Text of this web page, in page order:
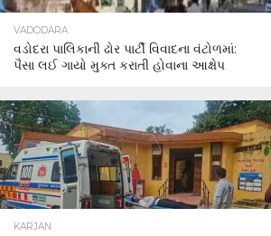
VADODARA
વડોદરા પાલિકાની ઢોર પાર્ટી વિવાદના વંટોળમાં:
પૈસા લઈ ગાયો મુક્ત કરાતી હોવાના આક્ષેપ
KARJAN